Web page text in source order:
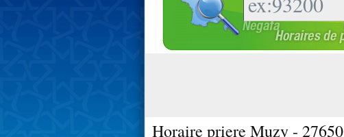
Horaire priere Muzy - 27650